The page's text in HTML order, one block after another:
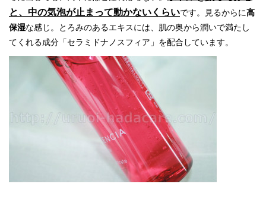
と、中の気泡が止まって動かないくらいです。見るからに高
保湿な感じ。とろみのあるエキスには、肌の奥から潤いで満たし
てくれる成分「セラミドナノスフィア」を配合しています。